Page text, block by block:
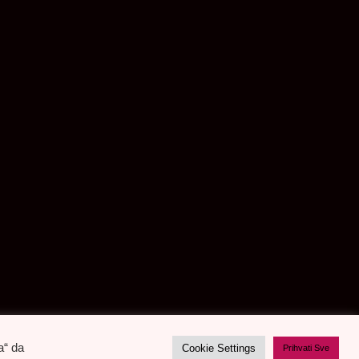
da
Cookie Settings Prihvati Sve